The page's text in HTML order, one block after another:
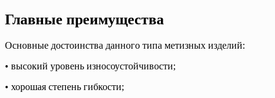
Главные преимущества
Основные достоинства данного типа метизных изделий:
• высокий уровень износоустойчивости;
• хорошая степень гибкости;